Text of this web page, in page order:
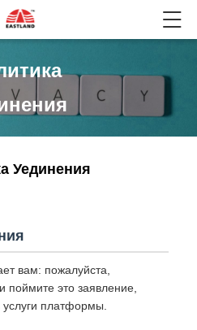
Уединения
вам: пожалуйста,
поймите это заявление,
платформы.